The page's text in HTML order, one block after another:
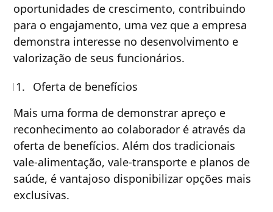
oportunidades de crescimento, contribuindo
para o engajamento, uma vez que a empresa
demonstra interesse no desenvolvimento e
valorização de seus funcionários.
Oferta de benefícios
Mais uma forma de demonstrar apreço e
reconhecimento ao colaborador é através da
oferta de benefícios. Além dos tradicionais
vale-alimentação, vale-transporte e planos de
saúde, é vantajoso disponibilizar opções mais
exclusivas.